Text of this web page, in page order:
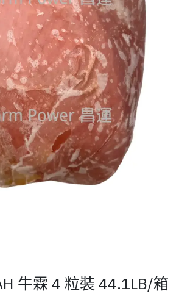
牛霖 4 粒裝 44.1LB/箱